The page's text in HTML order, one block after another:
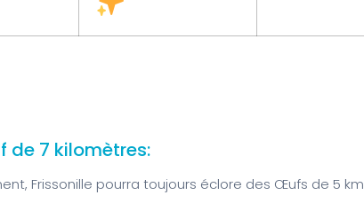
de 7 kilomètres:
Frissonille pourra toujours éclore des Œufs de 5 km